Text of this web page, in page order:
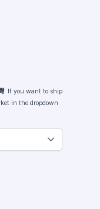
. If you want to ship
in the dropdown